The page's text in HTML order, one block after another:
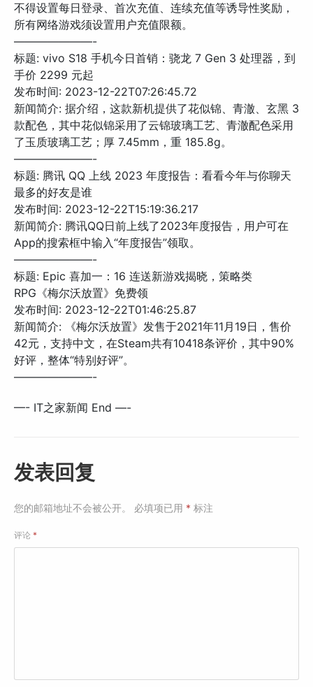
不得设置每日登录、首次充值、连续充值等诱导性奖励，
所有网络游戏须设置用户充值限额。
———————-
标题: vivo S18 手机今日首销：骁龙 7 Gen 3 处理器，到
手价 2299 元起
发布时间: 2023-12-22T07:26:45.72
新闻简介: 据介绍，这款新机提供了花似锦、青澈、玄黑 3
款配色，其中花似锦采用了云锦玻璃工艺、青澈配色采用
了玉质玻璃工艺；厚 7.45mm，重 185.8g。
———————-
标题: 腾讯 QQ 上线 2023 年度报告：看看今年与你聊天
最多的好友是谁
发布时间: 2023-12-22T15:19:36.217
新闻简介: 腾讯QQ日前上线了2023年度报告，用户可在
App的搜索框中输入“年度报告”领取。
———————-
标题: Epic 喜加一：16 连送新游戏揭晓，策略类
RPG《梅尔沃放置》免费领
发布时间: 2023-12-22T01:46:25.87
新闻简介: 《梅尔沃放置》发售于2021年11月19日，售价
42元，支持中文，在Steam共有10418条评价，其中90%
好评，整体“特别好评”。
———————-
—- IT之家新闻 End —-
发表回复
您的邮箱地址不会被公开。 必填项已用 * 标注
评论 *